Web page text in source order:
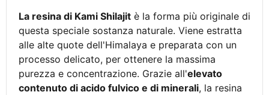
La resina di Kami Shilajit è la forma più originale di
questa speciale sostanza naturale. Viene estratta
alle alte quote dell'Himalaya e preparata con un
processo delicato, per ottenere la massima
purezza e concentrazione. Grazie all'elevato
contenuto di acido fulvico e di minerali, la resina